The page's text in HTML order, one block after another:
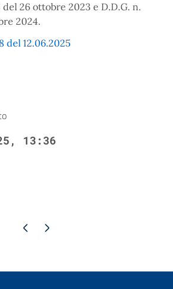
26 ottobre 2023 e D.D.G. n.
2024.
del 12.06.2025
13:36
Pagina precedente
Pagina successiva